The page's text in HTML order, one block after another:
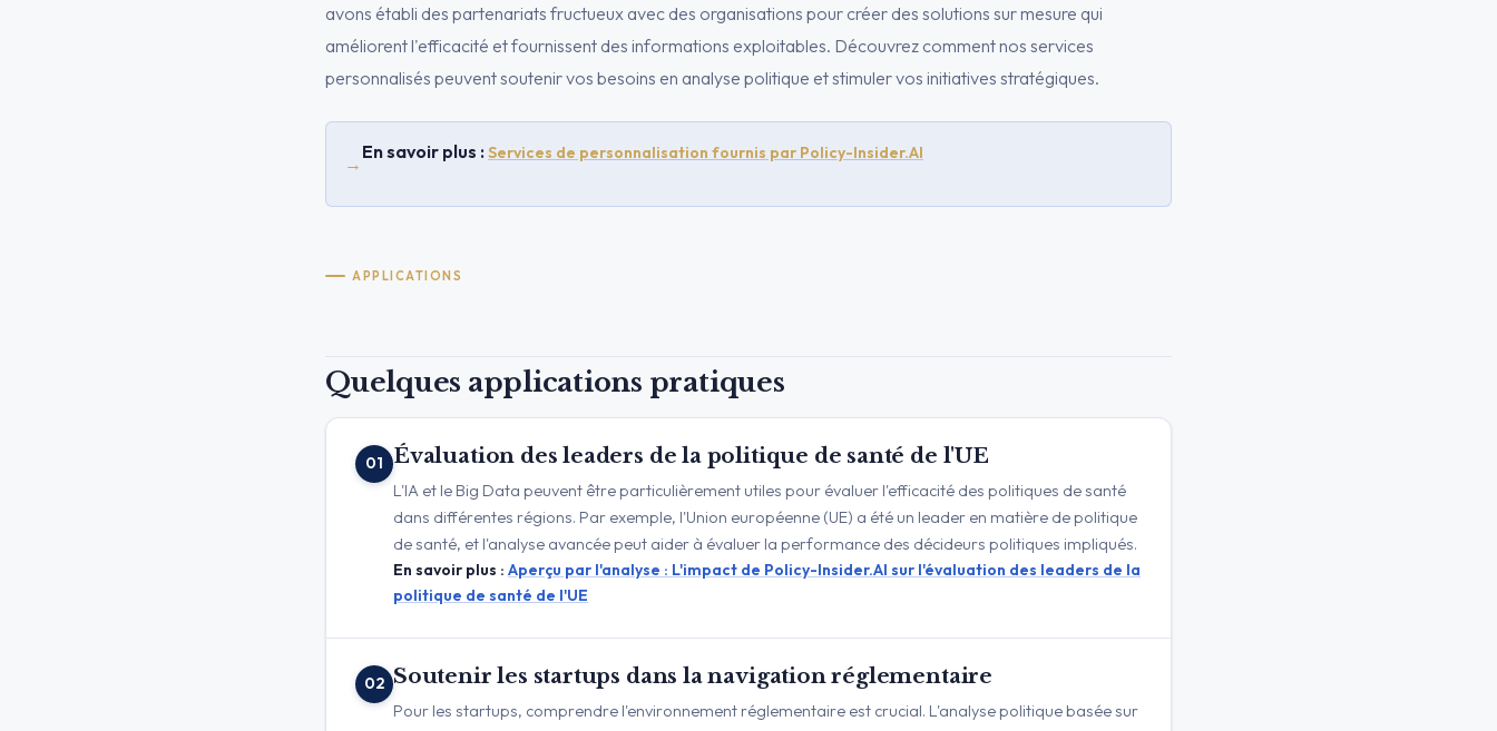
avons établi des partenariats fructueux avec des organisations pour créer des solutions sur mesure qui
améliorent l'efficacité et fournissent des informations exploitables. Découvrez comment nos services
personnalisés peuvent soutenir vos besoins en analyse politique et stimuler vos initiatives stratégiques.
→
En savoir plus : Services de personnalisation fournis par Policy-Insider.AI
APPLICATIONS
Quelques applications pratiques
01 Évaluation des leaders de la politique de santé de l'UE
L'IA et le Big Data peuvent être particulièrement utiles pour évaluer l'efficacité des politiques de santé
dans différentes régions. Par exemple, l'Union européenne (UE) a été un leader en matière de politique
de santé, et l'analyse avancée peut aider à évaluer la performance des décideurs politiques impliqués.
En savoir plus : Aperçu par l'analyse : L'impact de Policy-Insider.AI sur l'évaluation des leaders de la
politique de santé de l'UE
02 Soutenir les startups dans la navigation réglementaire
Pour les startups, comprendre l'environnement réglementaire est crucial. L'analyse politique basée sur